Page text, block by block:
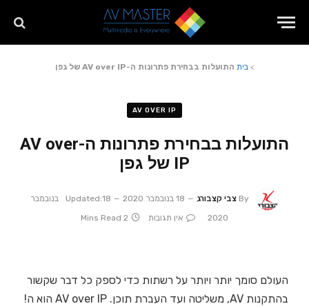
>בית התועלות בבחירת פתרונות ה-AV over IP של גפן
AV OVER IP
התועלות בבחירת פתרונות ה-AV over
IP של גפן
By צבי קצבורג 18 בנובמבר 2020 Updated:
18 בנובמבר
2020
אין תגובות 2 Mins Read
העולם סומך יותר ויותר על רשתות כדי לספק כל דבר שקשור
בהתקנות AV, משליטה ועד העברת תוכן. AV over IP הוא ה!